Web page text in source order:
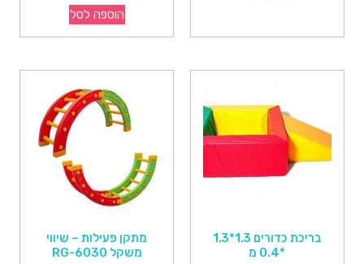
הוספה לסל
בריכת כדורים 1.3*1.3
*0.4 מ
מתקן פעילות – שיווי
משקל RG-6030